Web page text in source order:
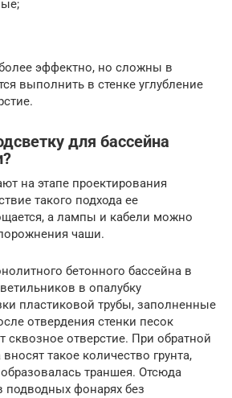
эффектно, но сложны в
выполнить в стенке углубление
для бассейна
на этапе проектирования
такого подхода ее
а лампы и кабели можно
чаши.
бетонного бассейна в
в опалубку
пластиковой трубы, заполненные
отвердения стенки песок
сквозное отверстие. При обратной
такое количество грунта,
траншея. Отсюда
фонарях без